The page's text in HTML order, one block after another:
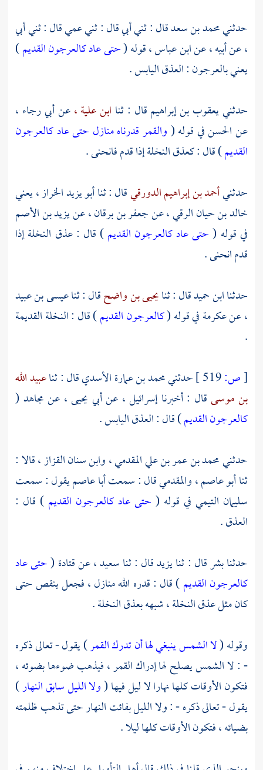
حدثنيمحمد بن سعدقال : ثني أبي قال : ثني عمي قال : ثني أبي
، عن أبيه ، عنابن عباس ،قوله (حتى عاد كالعرجون القديم)
يعني بالعرجون : العذق اليابس .
حدثنييعقوب بن إبراهيمقال : ثنا ابن علية ،عنأبي رجاء ،
عنالحسنفي قوله (والقمر قدرناه منازل حتى عاد كالعرجون
القديم) قال : كعذق النخلة إذا قدم فانحنى .
حدثنيأحمد بن إبراهيم الدورقيقال : ثناأبو يزيد الخراز ، يعني
خالد بن حيان الرقي ،عنجعفر بن برقان ،عنيزيد بن الأصم
في قوله (حتى عاد كالعرجون القديم) قال : عذق النخلة إذا
قدم انحنى .
حدثناابن حميدقال : ثنايحيى بن واضحقال : ثناعيسى بن عبيد
،عنعكرمةفي قوله (كالعرجون القديم) قال : النخلة القديمة
.
[ص: حدثنيمحمد بن عمارة الأسديقال : ثناعبيد الله
بن موسىقال : أخبرناإسرائيل ، عنأبي يحيى ، عنمجاهد (
كالعرجون القديم) قال : العذق اليابس .
حدثنيمحمد بن عمر بن علي المقدمي ،وابن سنان القزاز ،قالا :
ثناأبو عاصم ،والمقدميقال : سمعتأبا عاصميقول : سمعت
سليمان التيمي في قوله ( حتى عاد كالعرجون القديم ) قال :
العذق .
حدثنابشرقال : ثنايزيدقال : ثناسعيد ،عنقتادة (حتى عاد
كالعرجون القديم) قال : قدره الله منازل ، فجعل ينقص حتى
كان مثل عذق النخلة ، شبهه بعذق النخلة .
وقوله (لا الشمس ينبغي لها أن تدرك القمر) يقول - تعالى ذكره
- : لا الشمس يصلح لها إدراك القمر ، فيذهب ضوءها بضوئه ،
فتكون الأوقات كلها نهارا لا ليل فيها (ولا الليل سابق النهار)
يقول - تعالى ذكره - : ولا الليل بفائت النهار حتى تذهب ظلمته
بضيائه ، فتكون الأوقات كلها ليلا .